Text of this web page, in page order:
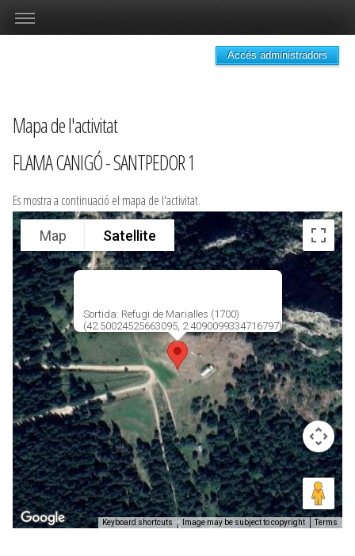
Accés administradors
Mapa de l'activitat
FLAMA CANIGÓ - SANTPEDOR 1
Es mostra a continuació el mapa de l'activitat.
Sortida: Refugi de Marialles (1700)
(42.50024525663095, 2.4090099334716797)
Map Satellite
Keyboard shortcuts Image may be subject to copyright Terms